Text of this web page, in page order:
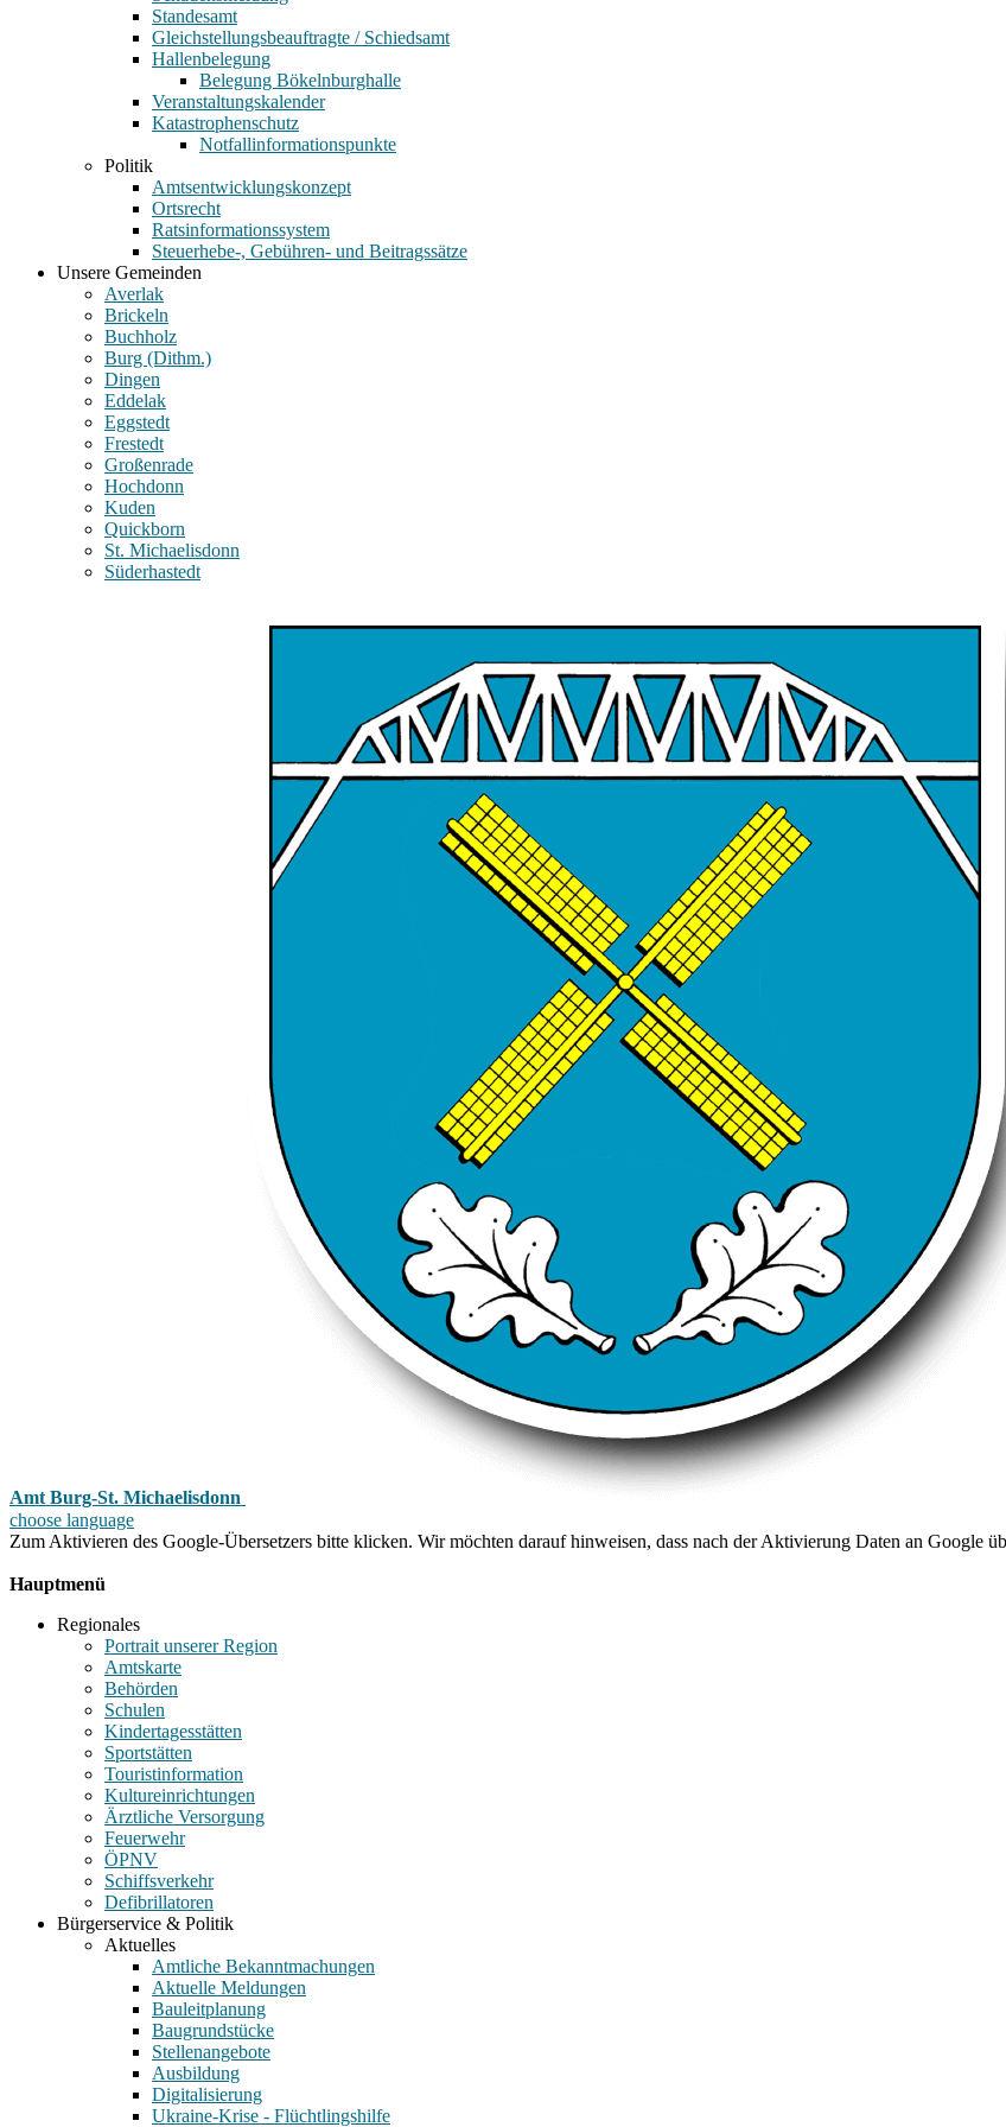
Standesamt
Gleichstellungsbeauftragte / Schiedsamt
Hallenbelegung
Belegung Bökelnburghalle
Veranstaltungskalender
Katastrophenschutz
Notfallinformationspunkte
Politik
Amtsentwicklungskonzept
Ortsrecht
Ratsinformationssystem
Steuerhebe-, Gebühren- und Beitragssätze
Unsere Gemeinden
Averlak
Brickeln
Buchholz
Burg (Dithm.)
Dingen
Eddelak
Eggstedt
Frestedt
Großenrade
Hochdonn
Kuden
Quickborn
St. Michaelisdonn
Süderhastedt
Amt Burg-St. Michaelisdonn
choose language
Zum Aktivieren des Google-Übersetzers bitte klicken. Wir möchten darauf hinweisen, dass nach der Aktivierung Daten an Google
Hauptmenü
Regionales
Portrait unserer Region
Amtskarte
Behörden
Schulen
Kindertagesstätten
Sportstätten
Touristinformation
Kultureinrichtungen
Ärztliche Versorgung
Feuerwehr
ÖPNV
Schiffsverkehr
Defibrillatoren
Bürgerservice & Politik
Aktuelles
Amtliche Bekanntmachungen
Aktuelle Meldungen
Bauleitplanung
Baugrundstücke
Stellenangebote
Ausbildung
Digitalisierung
Ukraine-Krise - Flüchtlingshilfe